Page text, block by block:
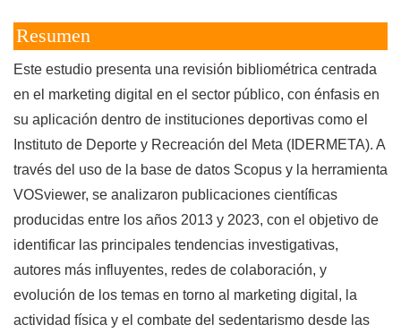
Resumen
Este estudio presenta una revisión bibliométrica centrada
en el marketing digital en el sector público, con énfasis en
su aplicación dentro de instituciones deportivas como el
Instituto de Deporte y Recreación del Meta (IDERMETA). A
través del uso de la base de datos Scopus y la herramienta
VOSviewer, se analizaron publicaciones científicas
producidas entre los años 2013 y 2023, con el objetivo de
identificar las principales tendencias investigativas,
autores más influyentes, redes de colaboración, y
evolución de los temas en torno al marketing digital, la
actividad física y el combate del sedentarismo desde las